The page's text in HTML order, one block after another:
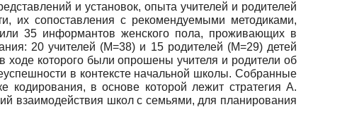
и установок, опыта учителей и родителей
их сопоставления с рекомендуемыми методиками,
35 информантов женского пола, проживающих в
20 учителей (M=38) и 15 родителей (M=29) детей
которого были опрошены учителя и родители об
в контексте начальной школы. Собранные
кодирования, в основе которой лежит стратегия А.
взаимодействия школ с семьями, для планирования